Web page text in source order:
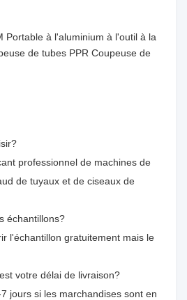
professionnel de machines de
de tuyaux et de ciseaux de
échantillons?
l'échantillon gratuitement mais le
votre délai de livraison?
jours si les marchandises sont en